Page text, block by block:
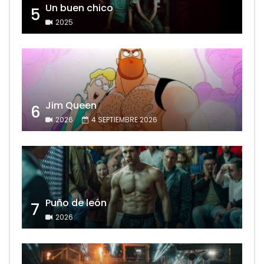
5 Un buen chico
2025
6 Jim Queen
2026 4 SEPTIEMBRE 2026
7 Puño de león
2026